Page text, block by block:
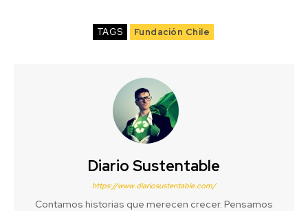
TAGS Fundación Chile
Diario Sustentable
https://www.diariosustentable.com/
Contamos historias que merecen crecer. Pensamos